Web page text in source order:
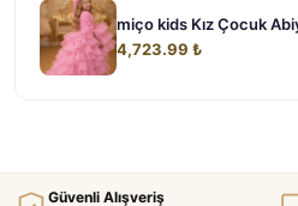
miço kids Kız Çocuk
4,723.99 ₺
Güvenli Alışveriş